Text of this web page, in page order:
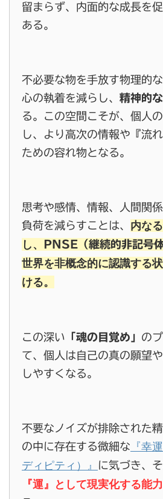
留まらず、内面的な成長を
ある。
不必要な物を手放す物理的
心の執着を減らし、 精神的
る。この空間こそが、個人
し、より高次の情報や『流
ための容れ物となる。
思考や感情、情報、人間関
負荷を減らすことは、 内な
し、
PNSE（継続的非記号体
世界を非概念的に認識する
ける。
この深い 「魂の目覚め」 の
て、個人は自己の真の願望
しやすくなる。
不要なノイズが排除された
の中に存在する微細な
『幸
ディピティ）』
に気づき、
『運』として現実化する能力